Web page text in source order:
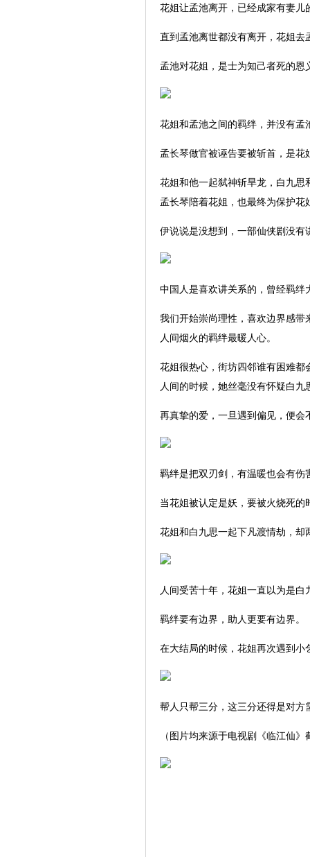
花姐让孟池离开，已经成家有妻
直到孟池离世都没有离开，花姐
孟池对花姐，是士为知己者死的
花姐和孟池之间的羁绊，并没有
孟长琴做官被诬告要被斩首，是
花姐和他一起弑神斩旱龙，白九
孟长琴陪着花姐，也最终为保护花
伊说说是没想到，一部仙侠剧没
中国人是喜欢讲关系的，曾经羁
我们开始崇尚理性，喜欢边界感
人间烟火的羁绊最暖人心。
花姐很热心，街坊四邻谁有困难
人间的时候，她丝毫没有怀疑白
再真挚的爱，一旦遇到偏见，便会
羁绊是把双刃剑，有温暖也会有
当花姐被认定是妖，要被火烧死
花姐和白九思一起下凡渡情劫，
人间受苦十年，花姐一直以为是
羁绊要有边界，助人更要有边界。
在大结局的时候，花姐再次遇到
帮人只帮三分，这三分还得是对
（图片均来源于电视剧《临江仙